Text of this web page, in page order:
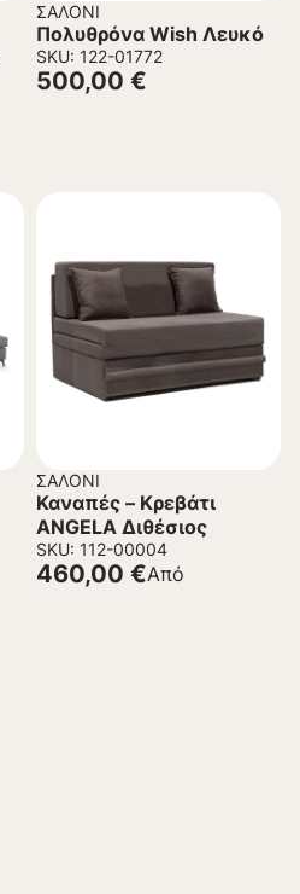
ΣΑΛΌΝΙ
Πολυθρόνα Wish Λευκό
SKU: 122-01772
500,00 €
ΣΑΛΌΝΙ
Καναπές – Κρεβάτι
ANGELA Διθέσιος
SKU: 112-00004
Από
460,00 €